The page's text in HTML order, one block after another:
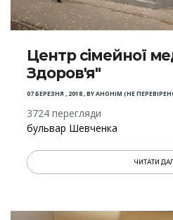
Центр сімейної
Здоров'я"
07 БЕРЕЗНЯ , 2018,BYАНОНІМ (НЕ
3724 перегляди
бульвар Шевченка
ЧИТАТИ